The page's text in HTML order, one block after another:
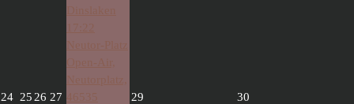
24 25 26 27
Dinslaken
17:22
Open-Air,
29 30